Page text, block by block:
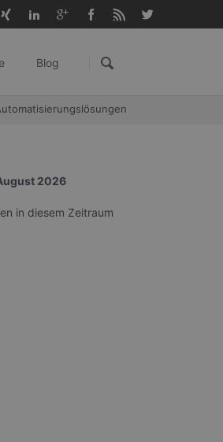
überspringen
gangl.de
Blog
2026
in diesem Zeitraum